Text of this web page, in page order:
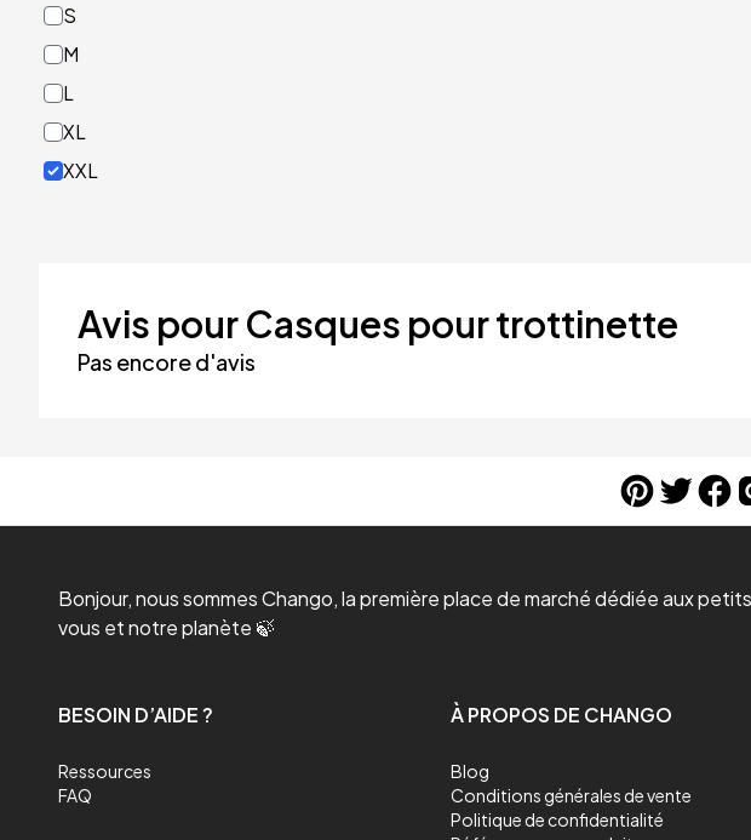
S
M
L
XL
XXL
Avis pour Casques pour trottinette
Pas encore d'avis
Bonjour, nous sommes Chango, la première place de marché dédiée aux
vous et notre planète 🍃
BESOIN D’AIDE ?
Ressources
FAQ
À PROPOS DE CHANGO
Blog
Conditions générales de vente
Politique de confidentialité